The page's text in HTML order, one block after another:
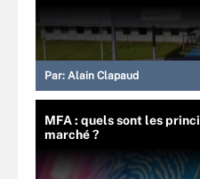
Par: Alain Clapaud
MFA : quels sont les
marché ?